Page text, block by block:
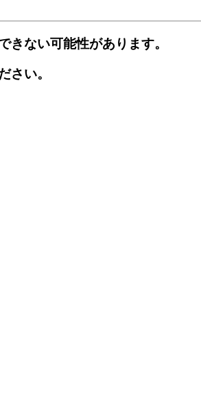
きない可能性があります。
さい。